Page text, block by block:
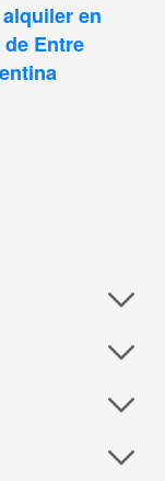
en
Entre